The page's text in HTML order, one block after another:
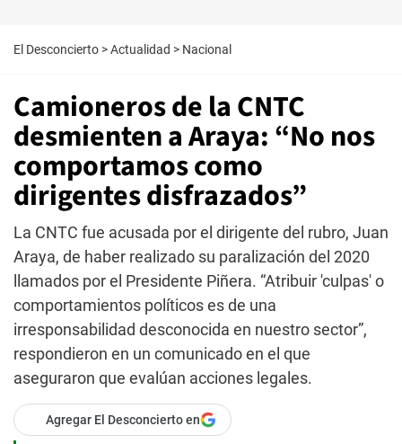
El Desconcierto >Actualidad > Nacional
Camioneros de la CNTC
desmienten a Araya: “No nos
comportamos como
dirigentes disfrazados”
La CNTC fue acusada por el dirigente del rubro, Juan
Araya, de haber realizado su paralización del 2020
llamados por el Presidente Piñera. “Atribuir 'culpas' o
comportamientos políticos es de una
irresponsabilidad desconocida en nuestro sector”,
respondieron en un comunicado en el que
aseguraron que evalúan acciones legales.
Agregar El Desconcierto en